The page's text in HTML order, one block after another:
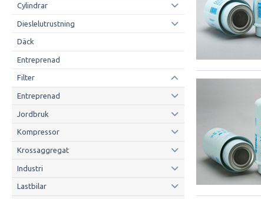
Cylindrar
Dieslelutrustning
Däck
Entreprenad
Filter
Entreprenad
Jordbruk
Kompressor
Krossaggregat
Industri
Lastbilar